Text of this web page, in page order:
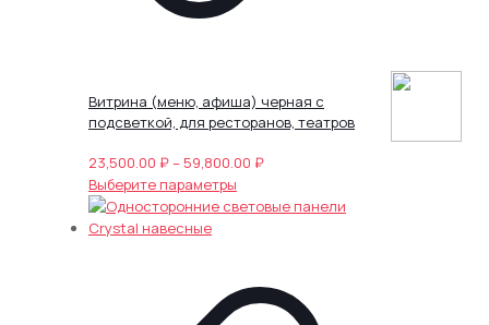
Витрина (меню, афиша) черная с
подсветкой, для ресторанов, театров
23,500.00 ₽–59,800.00 ₽Диапазон
23,500.00 ₽
Выберите параметры
товар
Опции
можно